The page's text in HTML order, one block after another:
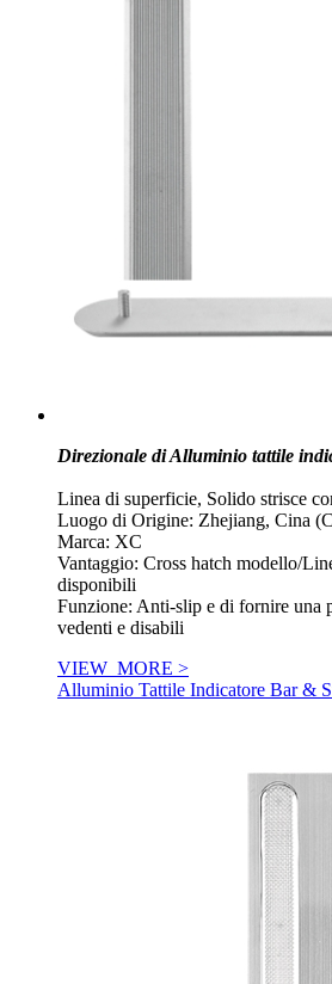
Direzionale di Alluminio tattile
Linea di superficie, Solido strisce
Luogo di Origine: Zhejiang, Cina
Marca: XC
Vantaggio: Cross hatch modello/
disponibili
Funzione: Anti-slip e di fornire una
vedenti e disabili
VIEW_MORE >
Alluminio Tattile Indicatore Bar &